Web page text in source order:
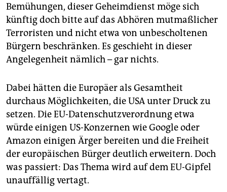
Bemühungen, dieser Geheimdienst möge sich
künftig doch bitte auf das Abhören mutmaßlicher
Terroristen und nicht etwa von unbescholtenen
Bürgern beschränken. Es geschieht in dieser
Angelegenheit nämlich – gar nichts.
Dabei hätten die Europäer als Gesamtheit
durchaus Möglichkeiten, die USA unter Druck zu
setzen. Die EU-Datenschutzverordnung etwa
würde einigen US-Konzernen wie Google oder
Amazon einigen Ärger bereiten und die Freiheit
der europäischen Bürger deutlich erweitern. Doch
was passiert: Das Thema wird auf dem EU-Gipfel
unauffällig vertagt.